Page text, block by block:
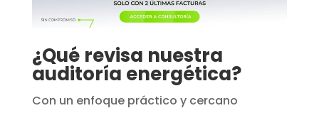
¿Qué revisa nuestra
auditoría energética?
Con un enfoque práctico y cercano